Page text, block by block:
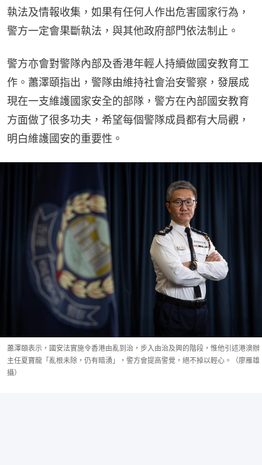
執法及情報收集，如果有任何人作出危害國家行為，
警方一定會果斷執法，與其他政府部門依法制止。
警方亦會對警隊內部及香港年輕人持續做國安教育工
作。蕭澤頤指出，警隊由維持社會治安警察，發展成
現在一支維護國家安全的部隊，警方在內部國安教育
方面做了很多功夫，希望每個警隊成員都有大局觀，
明白維護國安的重要性。
蕭澤頤表示，國安法實施令香港由亂到治，步入由治及興的階段，惟他引述港澳辦
主任夏寶龍「亂根未除，仍有暗湧」，警方會提高警覺，絕不掉以輕心。（廖雁雄
攝）